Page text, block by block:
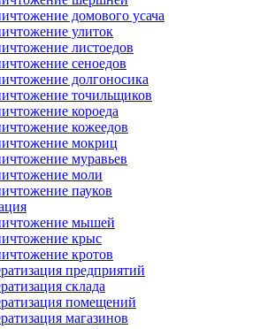
домового усача
улиток
листоедов
сеноедов
долгоносика
точильщиков
короеда
кожеедов
мокриц
муравьев
моли
пауков
мышей
крыс
кротов
предприятий
склада
помещений
магазинов